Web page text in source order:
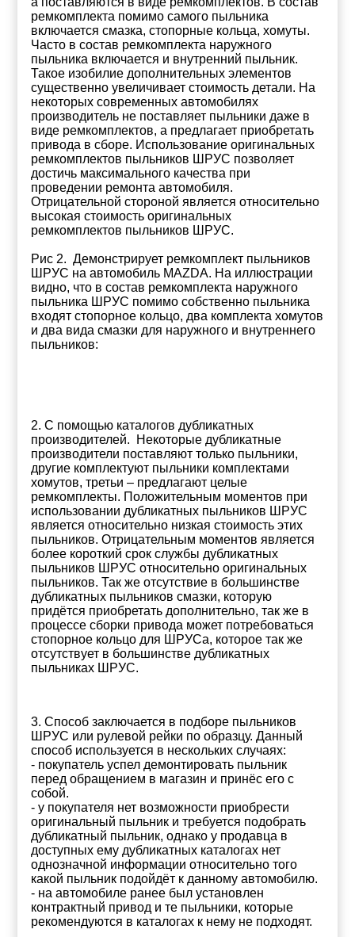
ремкомплекта помимо самого пыльника
включается смазка, стопорные кольца, хомуты.
Часто в состав ремкомплекта наружного
пыльника включается и внутренний пыльник.
Такое изобилие дополнительных элементов
существенно увеличивает стоимость детали. На
некоторых современных автомобилях
производитель не поставляет пыльники даже в
виде ремкомплектов, а предлагает приобретать
привода в сборе. Использование оригинальных
ремкомплектов пыльников ШРУС позволяет
достичь максимального качества при
проведении ремонта автомобиля.
Отрицательной стороной является относительно
высокая стоимость оригинальных
ремкомплектов пыльников ШРУС.
Рис 2. Демонстрирует ремкомплект пыльников
ШРУС на автомобиль MAZDA. На иллюстрации
видно, что в состав ремкомплекта наружного
пыльника ШРУС помимо собственно пыльника
входят стопорное кольцо, два комплекта хомутов
и два вида смазки для наружного и внутреннего
пыльников:
2. С помощью каталогов дубликатных
производителей. Некоторые дубликатные
производители поставляют только пыльники,
другие комплектуют пыльники комплектами
хомутов, третьи – предлагают целые
ремкомплекты. Положительным моментов при
использовании дубликатных пыльников ШРУС
является относительно низкая стоимость этих
пыльников. Отрицательным моментов является
более короткий срок службы дубликатных
пыльников ШРУС относительно оригинальных
пыльников. Так же отсутствие в большинстве
дубликатных пыльников смазки, которую
придётся приобретать дополнительно, так же в
процессе сборки привода может потребоваться
стопорное кольцо для ШРУСа, которое так же
отсутствует в большинстве дубликатных
пыльниках ШРУС.
3. Способ заключается в подборе пыльников
ШРУС или рулевой рейки по образцу. Данный
способ используется в нескольких случаях:
- покупатель успел демонтировать пыльник
перед обращением в магазин и принёс его с
собой.
- у покупателя нет возможности приобрести
оригинальный пыльник и требуется подобрать
дубликатный пыльник, однако у продавца в
доступных ему дубликатных каталогах нет
однозначной информации относительно того
какой пыльник подойдёт к данному автомобилю.
- на автомобиле ранее был установлен
контрактный привод и те пыльники, которые
рекомендуются в каталогах к нему не подходят.